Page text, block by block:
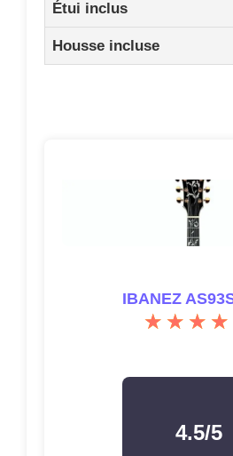
Étui inclus
Housse incluse
IBANEZ
4.5/5